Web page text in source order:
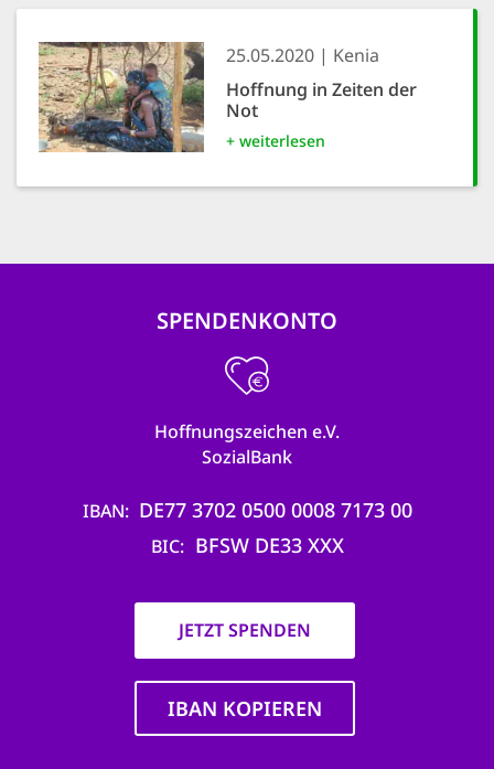
25.05.2020
Kenia
Hoffnung in Zeiten der
Not
+ weiterlesen
SPENDENKONTO
Hoffnungszeichen e.V.
SozialBank
IBAN DE77 3702 0500 0008 7173 00
BIC BFSW DE33 XXX
JETZT SPENDEN
IBAN KOPIEREN